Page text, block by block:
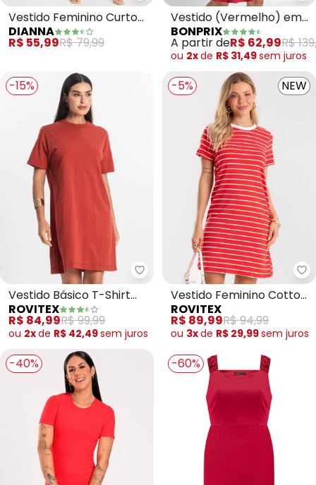
Vestido Feminino Curto
(Vermelho)
DIANNA
R$ 55,99R$ 79,99
Vestido (Vermelho) em
Viscose com Elastano
BONPRIX
A partir deR$ 62,99R$
ou 2xde R$ 31,49sem juros
-15%
Rovitex - Vestido Básico T-
Vestido Básico T-Shirt
Feminino (Vermelho)
ROVITEX
R$ 84,99R$ 99,99
ou 2xde R$ 42,49sem juros
-5% NEW
Vestido Feminino Cotton
Listrado (Vermelho)
ROVITEX
R$ 89,99R$ 94,99
ou 3xde R$ 29,99sem juros
-40% -60%